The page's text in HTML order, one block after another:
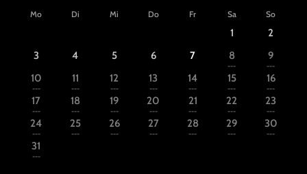
Mo Di Mi Do Fr Sa So
1
2
3
4 5 6 7 8
---
9
---
10
---
11
---
12
---
13
---
14
---
15
---
16
---
17
---
18
---
19
---
20
---
21
---
22
---
23
---
24
---
25
---
26
---
27
---
28
---
29
---
30
---
31
---